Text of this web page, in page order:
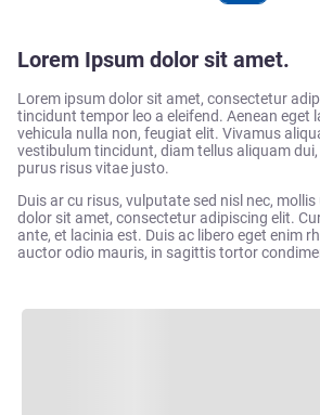
Lorem Ipsum dolor sit amet.
Lorem ipsum dolor sit amet, consectetur
tincidunt tempor leo a eleifend. Aenean eget
vehicula nulla non, feugiat elit. Vivamus
vestibulum tincidunt, diam tellus aliquam
purus risus vitae justo.
Duis ar cu risus, vulputate sed nisl nec,
dolor sit amet, consectetur adipiscing elit.
ante, et lacinia est. Duis ac libero eget enim
auctor odio mauris, in sagittis tortor